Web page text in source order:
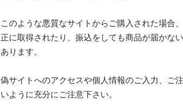
このような悪質なサイトからご購入された場合
正に取得されたり、振込をしても商品が届かな
あります。
偽サイトへのアクセスや個人情報のご入力、ご
いように充分にご注意下さい。